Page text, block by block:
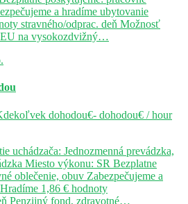
a hradíme ubytovanie
stravného/odprac. deň Možnosť
EU na vysokozdvižný…
dohodou€- dohodou€ / hour
uchádzača: Jednozmenná prevádzka,
Miesto výkonu: SR Bezplatne
oblečenie, obuv Zabezpečujeme a
1,86 € hodnoty
Penzijný fond, zdravotné…